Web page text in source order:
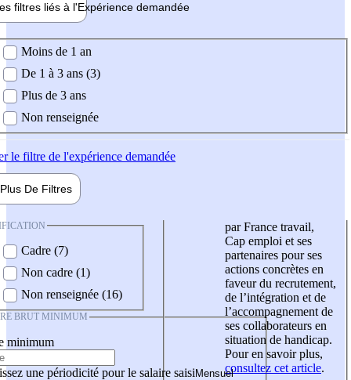
filtres liés à l'Expérience demandée
demandée
Moins de 1 an
De 1 à 3 ans (3)
Plus de 3 ans
Non renseignée
le filtre de l'expérience demandée
Plus De Filtres
Cadre (7)
Non cadre (1)
Non renseignée (16)
BRUT MINIMUM
minimum
une périodicité pour le salaire saisi
par France travail,
Cap emploi et ses
partenaires pour ses
actions concrètes en
faveur du recrutement,
de l’intégration et de
l’accompagnement de
ses collaborateurs en
situation de handicap.
Pour en savoir plus,
consultez cet article.